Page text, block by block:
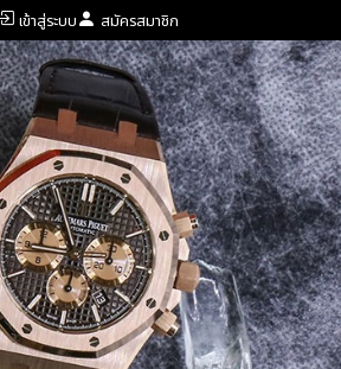
เข้าสู่ระบบ สมัครสมาชิก